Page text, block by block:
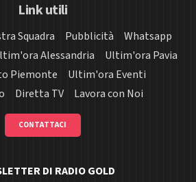
Link utili
Squadra Pubblicità
Whatsapp
Alessandria
Ultim'ora Pavia
Piemonte
Ultim'ora Eventi
Diretta TV Lavora con Noi
CONTATTACI
DI RADIO GOLD